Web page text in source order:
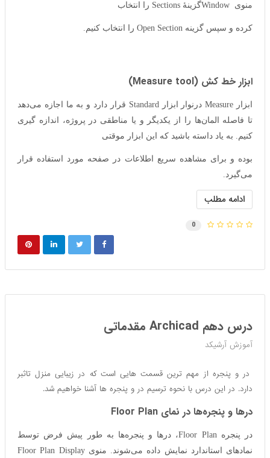
منوی Windowگزینهٔ Sections را انتخاب
کرده و سپس گزینه Open Section را انتخاب کنیم.
ابزار خط کش (Measure tool)
ابزار Measure درنوار ابزار Standard قرار دارد و به ما اجازه می‌دهد
تا فاصله المان‌ها را از یکدیگر و یا مناطقی در پروژه، اندازه گیری
کنیم. به یاد داسته باشید که این ابزار موقتی
بوده و برای مشاهده سریع اطلاعات در صفحه مورد استفاده قرار
می‌گیرد.
ادامه مطلب
0
درس دهم Archicad مقدماتی
آموزش آرشیکد
در و پنجره از مهم ترین قسمت هایی است که در زیبایی منزل تاثبر
دارد. در این درس با نحوه ترسیم در و پنجره ها آشنا خواهیم شد.
در‌ها و پنجره‌ها در نمای Floor Plan
در پنجره Floor Plan، در‌ها و پنجره‌ها به طور پیش فرض توسط
نمادهای استاندارد نمایش داده می‌شوند. منوی Floor Plan Display